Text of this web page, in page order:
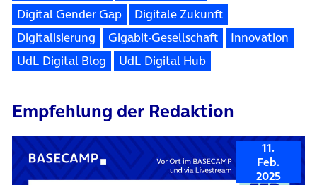
Digital Gender Gap
Digitale Zukunft
Digitalisierung
Gigabit-Gesellschaft
Innovation
UdL Digital Blog
UdL Digital Hub
Empfehlung der Redaktion
11.
Feb.
2025